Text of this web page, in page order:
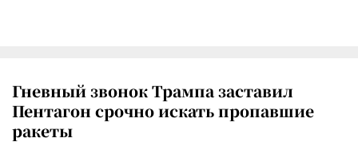
Гневный звонок Трампа заставил
Пентагон срочно искать пропавшие
ракеты